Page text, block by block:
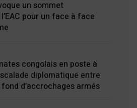
un sommet
pour un face à face
congolais en poste à
diplomatique entre
d’accrochages armés